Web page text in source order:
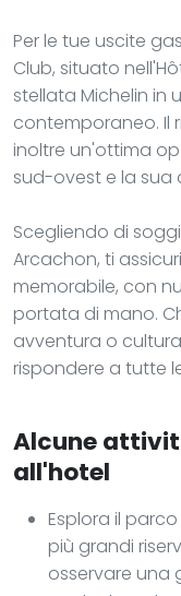
Per le tue uscite
Club, situato
stellata Michelin in
contemporaneo. Il
inoltre un'ottima
sud-ovest e la sua
Scegliendo di
Arcachon, ti
memorabile, con
portata di mano.
avventura o
rispondere a tutte
Alcune
all'hotel
Esplora il
più grandi
osservare una